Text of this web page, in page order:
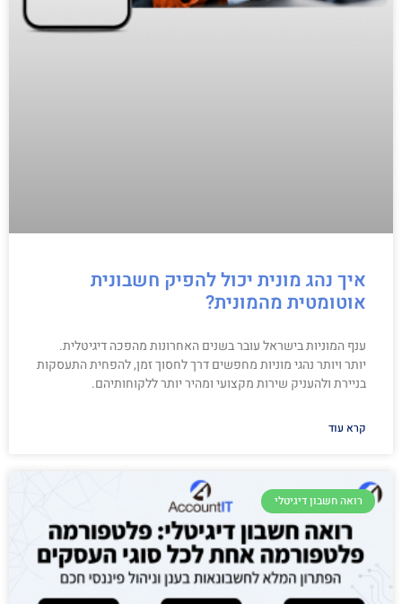
איך נהג מונית יכול להפיק חשבונית
אוטומטית מהמונית?
ענף המוניות בישראל עובר בשנים האחרונות מהפכה דיגיטלית.
יותר ויותר נהגי מוניות מחפשים דרך לחסוך זמן, להפחית התעסקות
בניירת ולהעניק שירות מקצועי ומהיר יותר ללקוחותיהם.
קרא עוד
רואה חשבון דיגיטלי